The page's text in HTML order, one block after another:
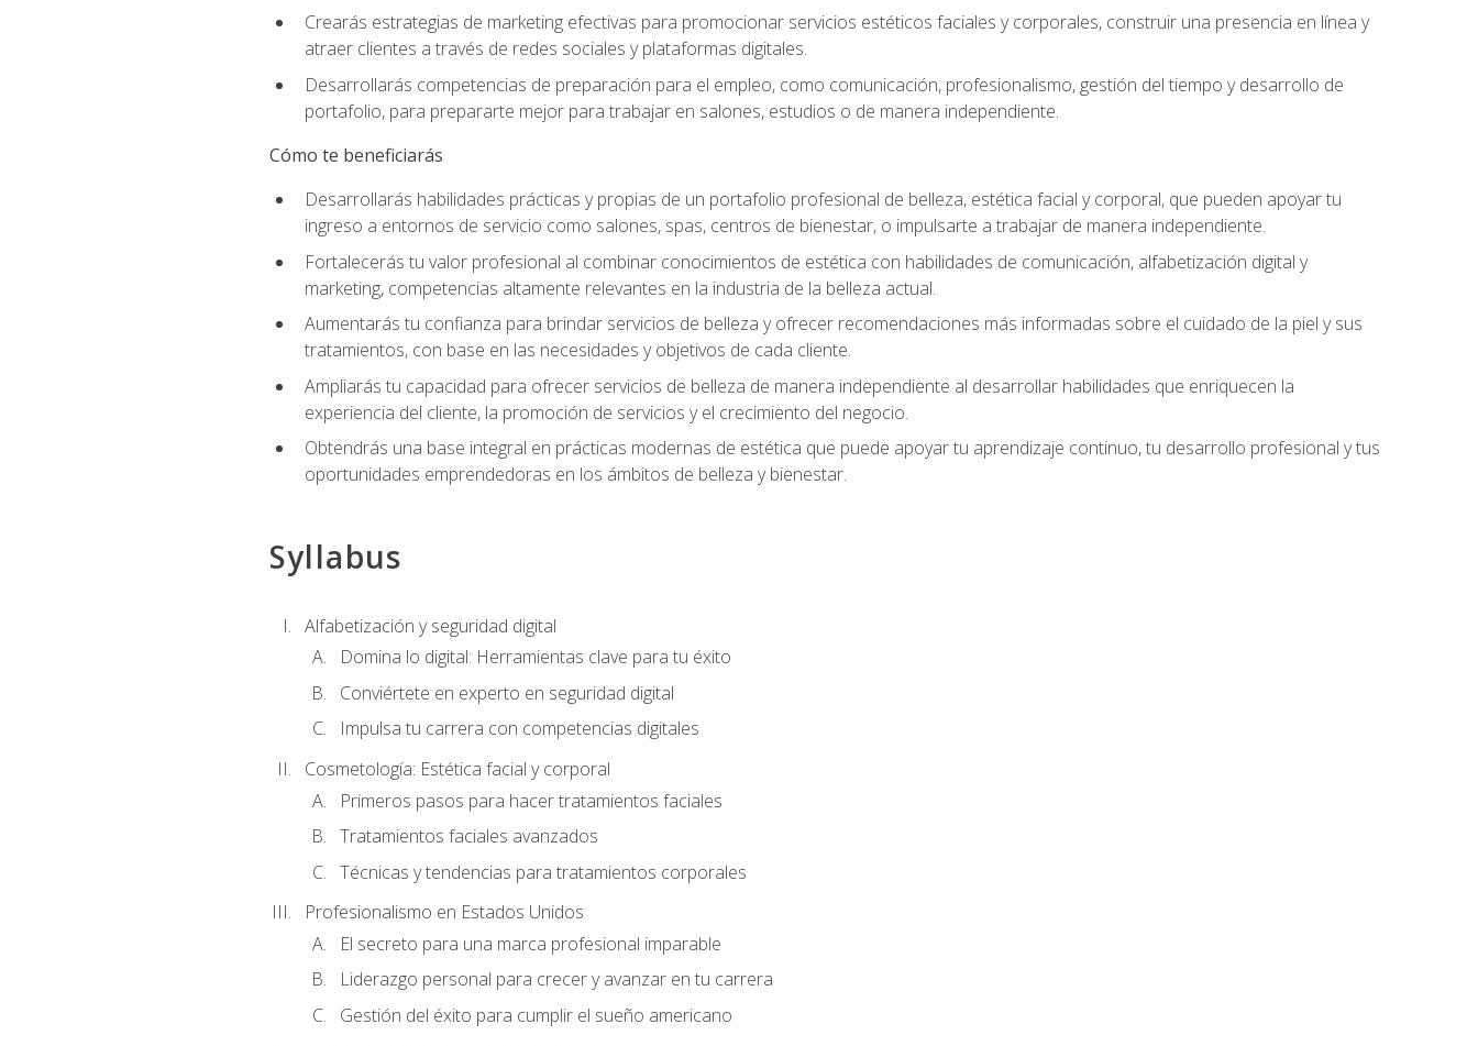
Crearás estrategias de marketing efectivas para promocionar servicios estéticos faciales y corporales, construir una presencia en línea y
atraer clientes a través de redes sociales y plataformas digitales.
Desarrollarás competencias de preparación para el empleo, como comunicación, profesionalismo, gestión del tiempo y desarrollo de
portafolio, para prepararte mejor para trabajar en salones, estudios o de manera independiente.
Cómo te beneficiarás
Desarrollarás habilidades prácticas y propias de un portafolio profesional de belleza, estética facial y corporal, que pueden apoyar tu
ingreso a entornos de servicio como salones, spas, centros de bienestar, o impulsarte a trabajar de manera independiente.
Fortalecerás tu valor profesional al combinar conocimientos de estética con habilidades de comunicación, alfabetización digital y
marketing, competencias altamente relevantes en la industria de la belleza actual.
Aumentarás tu confianza para brindar servicios de belleza y ofrecer recomendaciones más informadas sobre el cuidado de la piel y sus
tratamientos, con base en las necesidades y objetivos de cada cliente.
Ampliarás tu capacidad para ofrecer servicios de belleza de manera independiente al desarrollar habilidades que enriquecen la
experiencia del cliente, la promoción de servicios y el crecimiento del negocio.
Obtendrás una base integral en prácticas modernas de estética que puede apoyar tu aprendizaje continuo, tu desarrollo profesional y tus
oportunidades emprendedoras en los ámbitos de belleza y bienestar.
Syllabus
Alfabetización y seguridad digital
Domina lo digital: Herramientas clave para tu éxito
Conviértete en experto en seguridad digital
Impulsa tu carrera con competencias digitales
Cosmetología: Estética facial y corporal
Primeros pasos para hacer tratamientos faciales
Tratamientos faciales avanzados
Técnicas y tendencias para tratamientos corporales
Profesionalismo en Estados Unidos
El secreto para una marca profesional imparable
Liderazgo personal para crecer y avanzar en tu carrera
Gestión del éxito para cumplir el sueño americano